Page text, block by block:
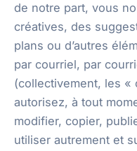
de notre part, vous
créatives, des
plans ou d’autres
par courriel, par
(collectivement, les «
autorisez, à tout
modifier, copier,
utiliser autrement et